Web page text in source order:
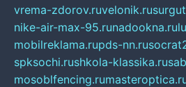
vrema-zdorov.ruvelonik.ru
nike-air-max-95.runadookna.ru
mobilreklama.rupds-nn.ru
spksochi.rushkola-klassika.ru
mosoblfencing.ru